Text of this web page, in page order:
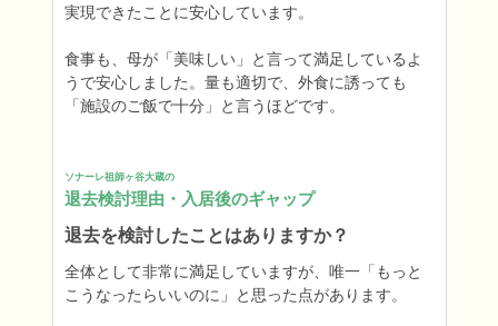
実現できたことに安心しています。
食事も、母が「美味しい」と言って満足しているよ
うで安心しました。量も適切で、外食に誘っても
「施設のご飯で十分」と言うほどです。
ソナーレ祖師ヶ谷大蔵の
退去検討理由・入居後のギャップ
退去を検討したことはありますか？
全体として非常に満足していますが、唯一「もっと
こうなったらいいのに」と思った点があります。